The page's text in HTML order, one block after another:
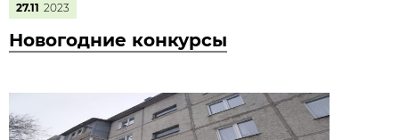
27.11 2023
Новогодние конкурсы